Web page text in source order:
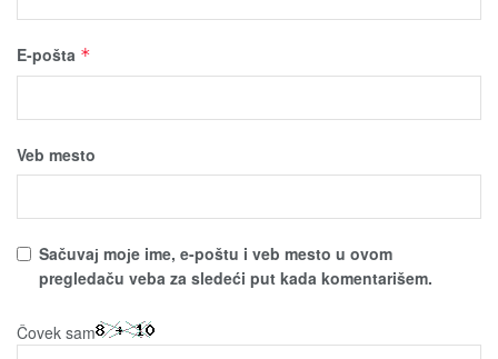
E-pošta *
Veb mesto
Sačuvaј moјe ime, e-poštu i veb mesto u ovom
pregledaču veba za sledeći put kada komentarišem.
Čovek sam